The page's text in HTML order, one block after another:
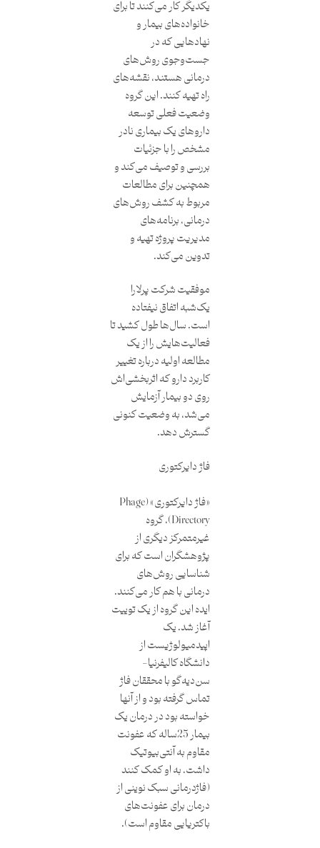
یکدیگر کار می‌کنند تا برای
خانواده‌های بیمار و
نهادهایی که در
جست‌وجوی روش‌های
درمانی هستند، نقشه‌های
راه تهیه کنند. این گروه
وضعیت فعلی توسعه
داروهای یک بیماری نادر
مشخص را با جزئیات
بررسی و توصیف می‌کند و
همچنین برای مطالعات
مربوط به کشف روش‌های
درمانی، برنامه‌های
مدیریت پروژه تهیه و
تدوین می‌کند.
موفقیت شرکت پرلارا
یک‌شبه اتفاق نیفتاده
است. سال‌ها طول کشید تا
فعالیت‌هایش را از یک
مطالعه اولیه درباره تغییر
کاربرد دارو که اثربخشی‌اش
روی دو بیمار آزمایش
می‌شد، به وضعیت کنونی
گسترش دهد.
فاژ دایرکتوری
«فاژ دایرکتوری» (Phage
Directory)، گروه
غیرمتمرکز دیگری از
پژوهشگران است که برای
شناسایی روش‌های
درمانی با هم کار می‌کنند.
ایده این گروه از یک توییت
آغاز شد. یک
اپیدمیولوژیست از
دانشگاه کالیفرنیا-
سن‌دیه‌گو با محققان فاژ
تماس گرفته بود و از آنها
خواسته بود در درمان یک
بیمار 25ساله که عفونت
مقاوم به آنتی‌بیوتیک
داشت، به او کمک کنند
(فاژدرمانی سبک نوینی از
درمان برای عفونت‌های
باکتریایی مقاوم است).